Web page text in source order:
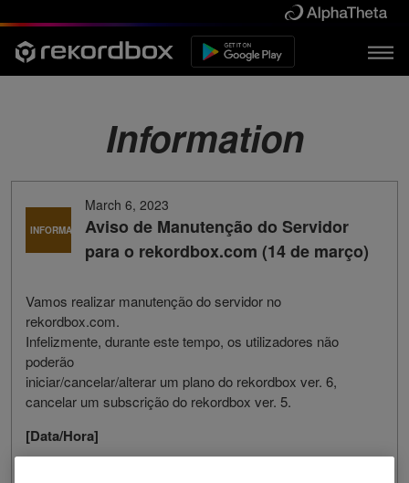
Information
INFORMAÇÕES
March 6, 2023
Aviso de Manutenção do Servidor
para o rekordbox.com (14 de março)
Vamos realizar manutenção do servidor no
rekordbox.com.
Infelizmente, durante este tempo, os utilizadores não
poderão
iniciar/cancelar/alterar um plano do rekordbox ver. 6,
cancelar um subscrição do rekordbox ver. 5.
[Data/Hora]